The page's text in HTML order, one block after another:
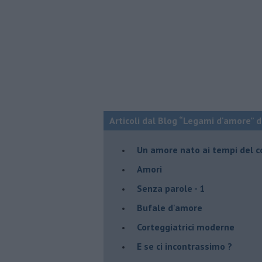
Articoli dal Blog “Legami d'amore”
Un amore nato ai tempi del
Amori
Senza parole - 1
Bufale d'amore
Corteggiatrici moderne
E se ci incontrassimo ?